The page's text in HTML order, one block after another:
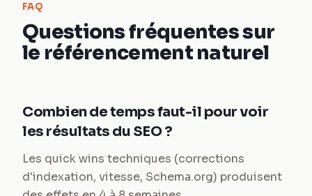
FAQ
Questions fréquentes sur
le référencement naturel
Combien de temps faut-il pour voir
les résultats du SEO ?
Les quick wins techniques (corrections
d'indexation, vitesse, Schema.org) produisent